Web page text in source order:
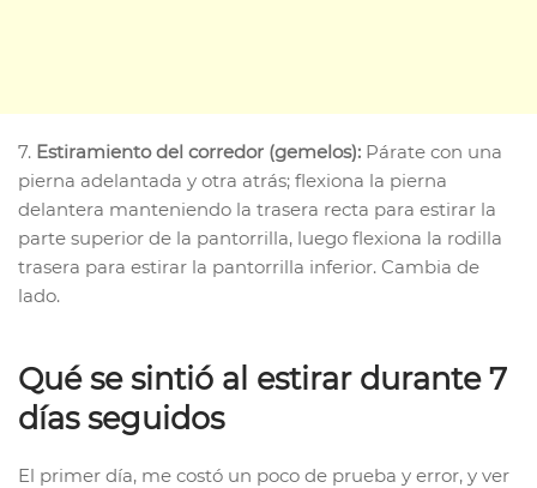
7. Estiramiento del corredor (gemelos): Párate con una
pierna adelantada y otra atrás; flexiona la pierna
delantera manteniendo la trasera recta para estirar la
parte superior de la pantorrilla, luego flexiona la rodilla
trasera para estirar la pantorrilla inferior. Cambia de
lado.
Qué se sintió al estirar durante 7
días seguidos
El primer día, me costó un poco de prueba y error, y ver